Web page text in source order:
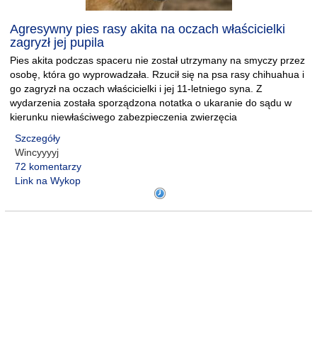
Agresywny pies rasy akita na oczach właścicielki
zagryzł jej pupila
Pies akita podczas spaceru nie został utrzymany na smyczy przez
osobę, która go wyprowadzała. Rzucił się na psa rasy chihuahua i
go zagryzł na oczach właścicielki i jej 11-letniego syna. Z
wydarzenia została sporządzona notatka o ukaranie do sądu w
kierunku niewłaściwego zabezpieczenia zwierzęcia
Szczegóły
Wincyyyyj
72 komentarzy
Link na Wykop